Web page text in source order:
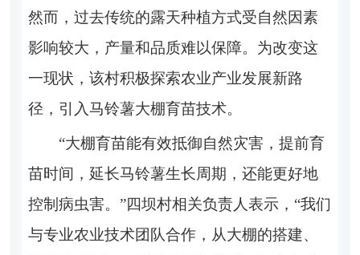
然而，过去传统的露天种植方式受自然因素
影响较大，产量和品质难以保障。为改变这
一现状，该村积极探索农业产业发展新路
径，引入马铃薯大棚育苗技术。
“大棚育苗能有效抵御自然灾害，提前育
苗时间，延长马铃薯生长周期，还能更好地
控制病虫害。”四坝村相关负责人表示，“我们
与专业农业技术团队合作，从大棚的搭建、